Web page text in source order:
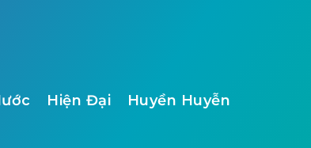
Hiện Đại Huyền Huyễn